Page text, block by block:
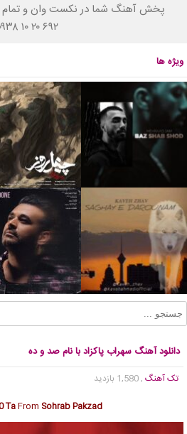
پخش آهنگ شما در نکست وان و تمام
۰۹۳۸ ۱۰ ۲۰
ویژه ها
دانلود آهنگ سهراب پاکزاد با نام صد و ده
تک آهنگ , 1,580 بازدید
TaFrom Sohrab Pakzad